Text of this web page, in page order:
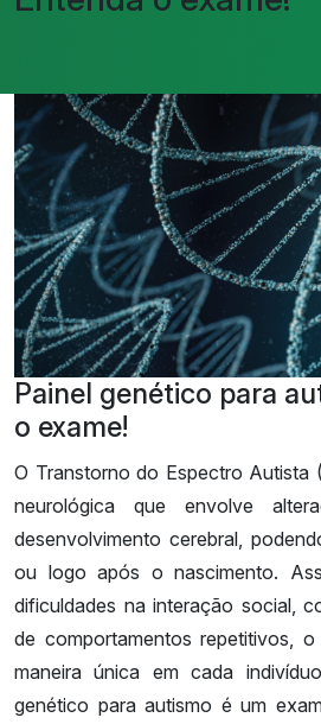
Painel genético para
o exame!
O Transtorno do Espectro Autista
neurológica que envolve
desenvolvimento cerebral,
ou logo após o nascimento.
dificuldades na interação social,
de comportamentos repetitivos,
maneira única em cada
genético para autismo é um